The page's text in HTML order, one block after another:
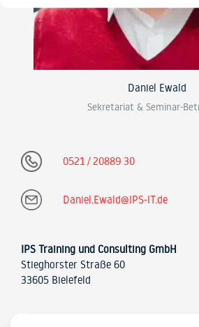
Daniel Ewald
Sekretariat & Seminar-
0521 / 20889 30
Daniel.Ewald@IPS-IT.de
IPS Training und Consulting GmbH
Stieghorster Straße 60
33605 Bielefeld